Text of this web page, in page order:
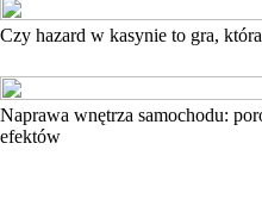
Czy hazard w kasynie to gra,
Naprawa wnętrza samochodu:
efektów